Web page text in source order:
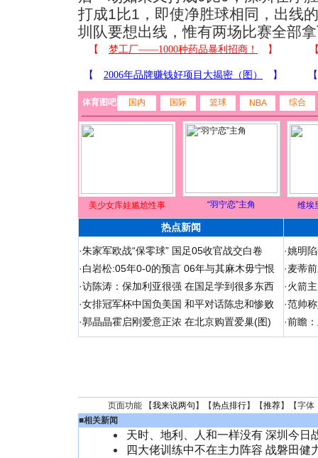
打成1比1，即使净胜球相同，出线
圳队要想出线，惟有两场比赛全部
体育图吧 国内 国际 篮球 NBA 综合
美少女库娃尴尬性事 “羽宁恋”主角 维埃
热点新闻
·朱家军欧战“保零球” 国足05收官战交白卷
·白岩松:05年0-0的预言 06年与其麻木毋宁恨
·访陈涛：保加利亚很强 在国足学到很多东西
·女排冠军杯中国负美国 和平对话陈忠和惨败
·郭晶晶霍启刚爱意正浓 在北京购置爱巢(图)
·姚明
·麦蒂
·火箭
·范帅
·前瞻
页面功能 【我来说两句 】【热点排行】【推荐】【字体
■相关新闻
天时、地利、人和一样没有 深圳今日
四大佬训练中不在主力阵容 战磐田健